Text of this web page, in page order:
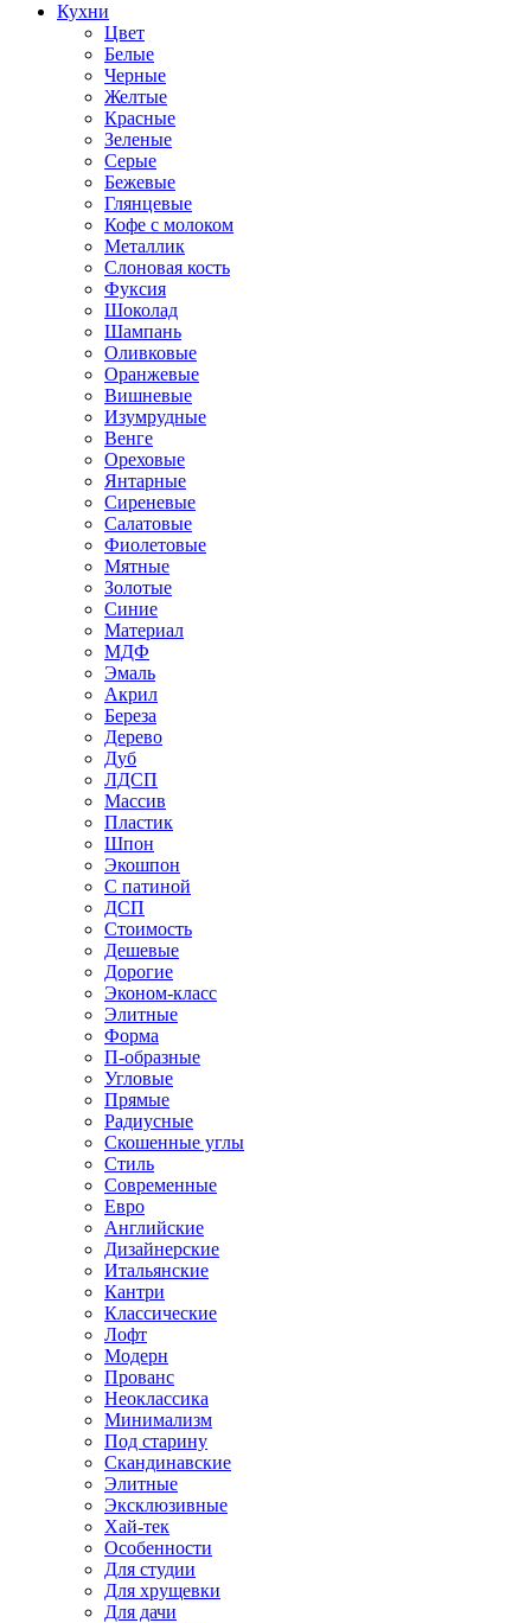
Кухни
Цвет
Белые
Черные
Желтые
Красные
Зеленые
Серые
Бежевые
Глянцевые
Кофе с молоком
Металлик
Слоновая кость
Фуксия
Шоколад
Шампань
Оливковые
Оранжевые
Вишневые
Изумрудные
Венге
Ореховые
Янтарные
Сиреневые
Салатовые
Фиолетовые
Мятные
Золотые
Синие
Материал
МДФ
Эмаль
Акрил
Береза
Дерево
Дуб
ЛДСП
Массив
Пластик
Шпон
Экошпон
С патиной
ДСП
Стоимость
Дешевые
Дорогие
Эконом-класс
Элитные
Форма
П-образные
Угловые
Прямые
Радиусные
Скошенные углы
Стиль
Современные
Евро
Английские
Дизайнерские
Итальянские
Кантри
Классические
Лофт
Модерн
Прованс
Неоклассика
Минимализм
Под старину
Скандинавские
Элитные
Эксклюзивные
Хай-тек
Особенности
Для студии
Для хрущевки
Для дачи